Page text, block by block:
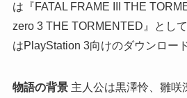
は『FATAL FRAME III THE
zero 3 THE TORMENTED』とし
はPlayStation 3向けのダウンロー
物語の背景主人公は黒澤怜、雛咲